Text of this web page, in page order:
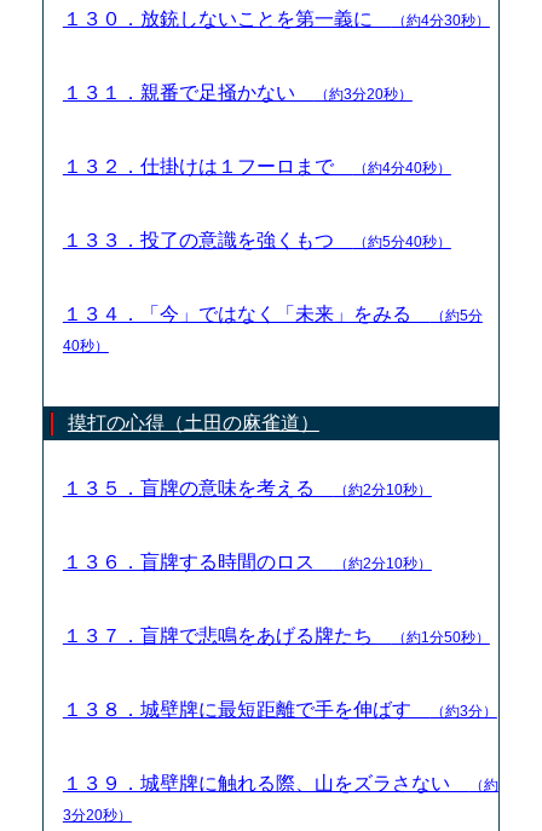
１３０．放銃しないことを第一義に （約4分30秒）
１３１．親番で足掻かない （約3分20秒）
１３２．仕掛けは１フーロまで （約4分40秒）
１３３．投了の意識を強くもつ （約5分40秒）
１３４．「今」ではなく「未来」をみる
（約5分
40秒）
摸打の心得（土田の麻雀道）
１３５．盲牌の意味を考える （約2分10秒）
１３６．盲牌する時間のロス （約2分10秒）
１３７．盲牌で悲鳴をあげる牌たち （約1分50秒）
１３８．城壁牌に最短距離で手を伸ばす （約3分）
１３９．城壁牌に触れる際、山をズラさない
（約
3分20秒）